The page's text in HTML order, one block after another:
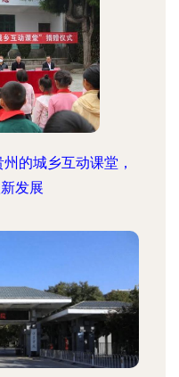
的城乡互动课堂，
发展